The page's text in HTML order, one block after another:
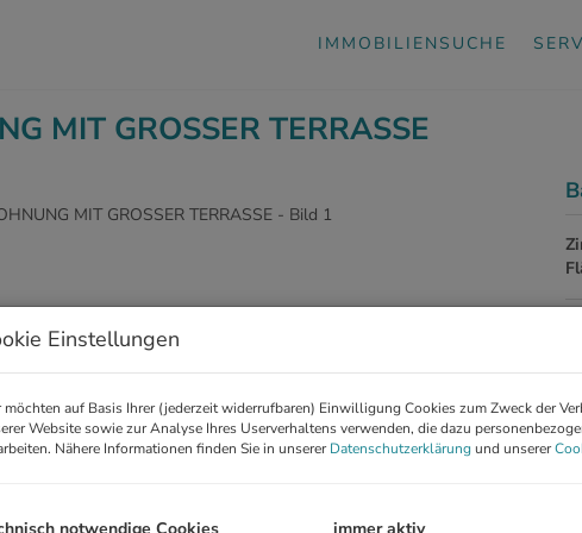
IMMOBILIENSUCHE
MIT GROSSER TERRASSE
Einstellungen
auf Basis Ihrer (jederzeit widerrufbaren) Einwilligung Cookies zum Zweck der
Website sowie zur Analyse Ihres Userverhaltens verwenden, die dazu
Nähere Informationen finden Sie in unsererDatenschutzerklärungund unserer
notwendige Cookies immer aktiv